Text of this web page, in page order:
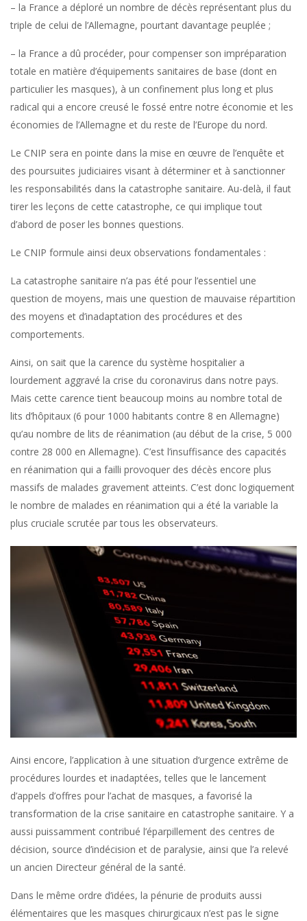
– la France a déploré un nombre de décès représentant plus du
triple de celui de l’Allemagne, pourtant davantage peuplée ;
– la France a dû procéder, pour compenser son impréparation
totale en matière d’équipements sanitaires de base (dont en
particulier les masques), à un confinement plus long et plus
radical qui a encore creusé le fossé entre notre économie et les
économies de l’Allemagne et du reste de l’Europe du nord.
Le CNIP sera en pointe dans la mise en œuvre de l’enquête et
des poursuites judiciaires visant à déterminer et à sanctionner
les responsabilités dans la catastrophe sanitaire. Au-delà, il faut
tirer les leçons de cette catastrophe, ce qui implique tout
d’abord de poser les bonnes questions.
Le CNIP formule ainsi deux observations fondamentales :
La catastrophe sanitaire n’a pas été pour l’essentiel une
question de moyens, mais une question de mauvaise répartition
des moyens et d’inadaptation des procédures et des
comportements.
Ainsi, on sait que la carence du système hospitalier a
lourdement aggravé la crise du coronavirus dans notre pays.
Mais cette carence tient beaucoup moins au nombre total de
lits d’hôpitaux (6 pour 1000 habitants contre 8 en Allemagne)
qu’au nombre de lits de réanimation (au début de la crise, 5 000
contre 28 000 en Allemagne). C’est l’insuffisance des capacités
en réanimation qui a failli provoquer des décès encore plus
massifs de malades gravement atteints. C’est donc logiquement
le nombre de malades en réanimation qui a été la variable la
plus cruciale scrutée par tous les observateurs.
Ainsi encore, l’application à une situation d’urgence extrême de
procédures lourdes et inadaptées, telles que le lancement
d’appels d’offres pour l’achat de masques, a favorisé la
transformation de la crise sanitaire en catastrophe sanitaire. Y a
aussi puissamment contribué l’éparpillement des centres de
décision, source d’indécision et de paralysie, ainsi que l’a relevé
un ancien Directeur général de la santé.
Dans le même ordre d’idées, la pénurie de produits aussi
élémentaires que les masques chirurgicaux n’est pas le signe